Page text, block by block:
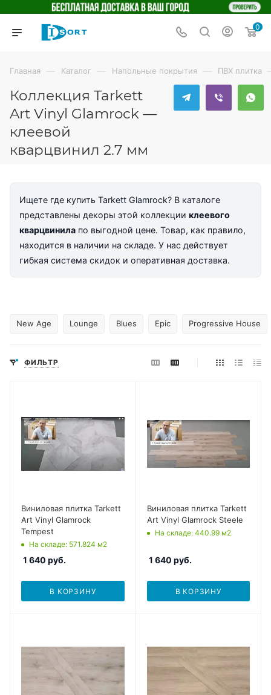
0
Главная — Каталог — Напольные покрытия — ПВХ плитка
Коллекция Tarkett
Art Vinyl Glamrock —
клеевой
кварцвинил 2.7 мм
Ищете где купить Tarkett Glamrock? В каталоге
представлены декоры этой коллекции клеевого
кварцвинила по выгодной цене. Товар, как правило,
находится в наличии на складе. У нас действует
гибкая система скидок и оперативная доставка.
New Age Lounge Blues Epic Progressive House
ФИЛЬТР
Виниловая плитка Tarkett
Art Vinyl Glamrock
Tempest
На складе: 571.824 м2
1 640 руб.
В КОРЗИНУ
Виниловая плитка Tarkett
Art Vinyl Glamrock Steele
На складе: 440.99 м2
1 640 руб.
В КОРЗИНУ